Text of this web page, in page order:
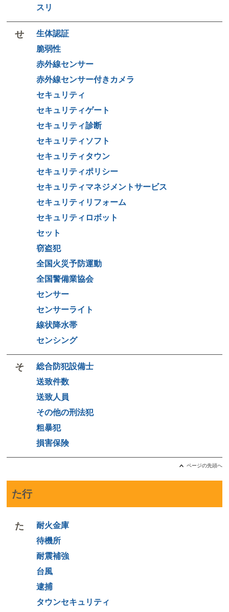
スリ
せ
生体認証
脆弱性
赤外線センサー
赤外線センサー付きカメラ
セキュリティ
セキュリティゲート
セキュリティ診断
セキュリティソフト
セキュリティタウン
セキュリティポリシー
セキュリティマネジメントサービス
セキュリティリフォーム
セキュリティロボット
セット
窃盗犯
全国火災予防運動
全国警備業協会
センサー
センサーライト
線状降水帯
センシング
そ
総合防犯設備士
送致件数
送致人員
その他の刑法犯
粗暴犯
損害保険
ページの先頭へ
た行
た
耐火金庫
待機所
耐震補強
台風
逮捕
タウンセキュリティ